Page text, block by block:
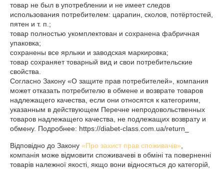
товар не был в употреблении и не имеет следов
использования потребителем: царапин, сколов, потёртостей,
пятен и т. п.;
товар полностью укомплектован и сохранена фабричная
упаковка;
сохранены все ярлыки и заводская маркировка;
товар сохраняет товарный вид и свои потребительские
свойства.
Согласно Закону «О защите прав потребителей», компания
может отказать потребителю в обмене и возврате товаров
надлежащего качества, если они относятся к категориям,
указанным в действующем Перечне непродовольственных
товаров надлежащего качества, не подлежащих возврату и
обмену. Подробнее: https://diabet-class.com.ua/return_
Відповідно до Закону «Про захист прав споживачів»
компанія може відмовити споживачеві в обміні та поверненні
товарів належної якості, якщо вони відносяться до категорій,